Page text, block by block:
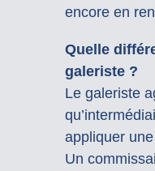
encore en
Quelle
galeriste ?
Le galeriste
appliquer
Un